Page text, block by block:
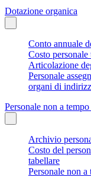
Dotazione organica
Conto annuale
Costo
Articolazione
Personale
organi di
Personale non a
Archivio
Costo del
tabellare
Personale non